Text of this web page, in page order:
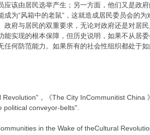
该由居民选举产生；另一方面，他们又是政
为“风箱中的老鼠”，这就造成居民委员会的
府与居民的双重要求，无论对政府还是对居
实现的根本保障，但历史说明，如果不从居
何防范能力。如果所有的社会性组织都处于
，《The City InCommunitist China
political conveyor-belts".
in the Wake of theCultural